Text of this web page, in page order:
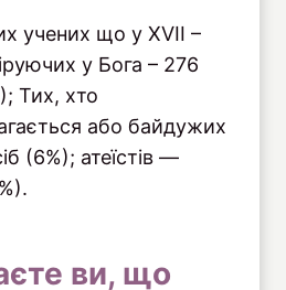
учених що у XVII –
у Бога – 276
Тих, хто
або байдужих
(6%); атеїстів —
ви, що